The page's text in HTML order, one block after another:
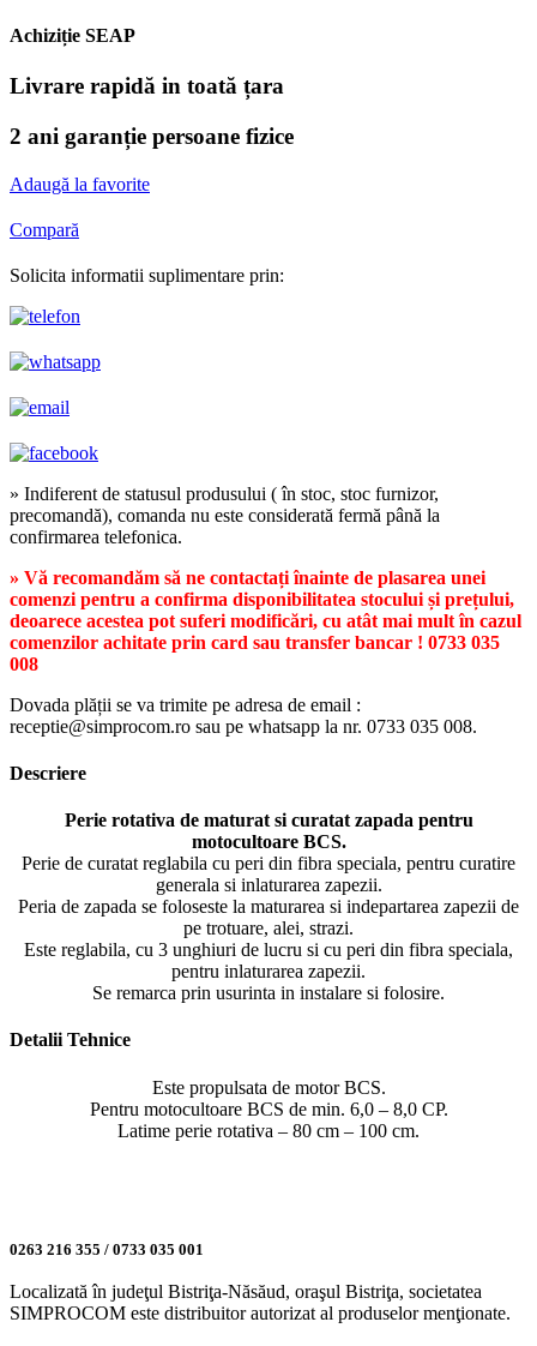
Achiziție SEAP
Livrare rapidă in toată țara
2 ani garanție persoane fizice
Adaugă la favorite
Compară
Solicita informatii suplimentare prin:
» Indiferent de statusul produsului ( în stoc, stoc furnizor,
precomandă), comanda nu este considerată fermă până la
confirmarea telefonica.
» Vă recomandăm să ne contactați înainte de plasarea unei
comenzi pentru a confirma disponibilitatea stocului și prețului,
deoarece acestea pot suferi modificări, cu atât mai mult în cazul
comenzilor achitate prin card sau transfer bancar ! 0733 035
008
Dovada plății se va trimite pe adresa de email :
receptie@simprocom.ro sau pe whatsapp la nr. 0733 035 008.
Descriere
Perie rotativa de maturat si curatat zapada pentru
motocultoare BCS.
Perie de curatat reglabila cu peri din fibra speciala, pentru curatire
generala si inlaturarea zapezii.
Peria de zapada se foloseste la maturarea si indepartarea zapezii de
pe trotuare, alei, strazi.
Este reglabila, cu 3 unghiuri de lucru si cu peri din fibra speciala,
pentru inlaturarea zapezii.
Se remarca prin usurinta in instalare si folosire.
Detalii Tehnice
Este propulsata de motor BCS.
Pentru motocultoare BCS de min. 6,0 – 8,0 CP.
Latime perie rotativa – 80 cm – 100 cm.
0263 216 355 / 0733 035 001
Localizată în judeţul Bistriţa-Năsăud, oraşul Bistriţa, societatea
SIMPROCOM este distribuitor autorizat al produselor menţionate.